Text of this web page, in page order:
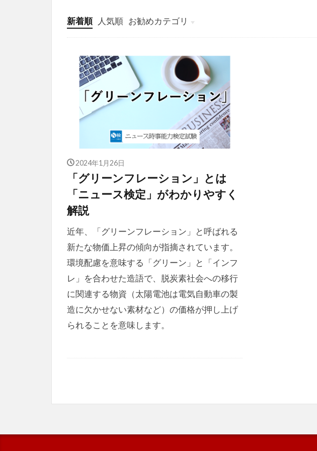
新着順 人気順 お勧めカテゴリ
投稿
学び
マンガ
電子書籍
2024年1月26日
「グリーンフレーション」とは
「ニュース検定」がわかりやすく
解説
近年、「グリーンフレーション」と呼ばれる
新たな物価上昇の傾向が指摘されています。
環境配慮を意味する「グリーン」と「インフ
レ」を合わせた造語で、脱炭素社会への移行
に関連する物資（太陽電池は電気自動車の製
造に欠かせない素材など）の価格が押し上げ
られることを意味します。